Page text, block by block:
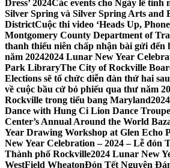
Dress’ 2024Các events cho Ngày lễ tình
Silver Spring và Silver Spring Arts and
DistrictCuộc thi video ‘Heads Up,
Montgomery County Department of
thanh thiếu niên chấp nhận bài gửi đến
năm 20242024 Lunar New Year
Park LibraryThe City of Rockville
Elections sẽ tổ chức diễn đàn thứ hai
về cuộc bầu cử bỏ phiếu qua thư năm
Rockville trong tiểu bang Maryland
Dance with Hung Ci Lion Dance
Center’s Annual Around the World
Year Drawing Workshop at Glen Echo
New Year Celebration – 2024 – Lễ đón
Thành phố Rockville2024 Lunar New
WestField WheatonĐón Tết Nguyên